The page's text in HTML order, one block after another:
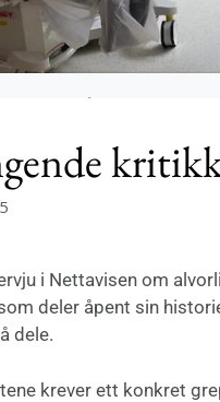
i Nettavisen om
deler åpent sin
dele.
krever ett konkret